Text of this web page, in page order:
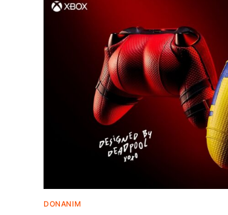
DONANIM